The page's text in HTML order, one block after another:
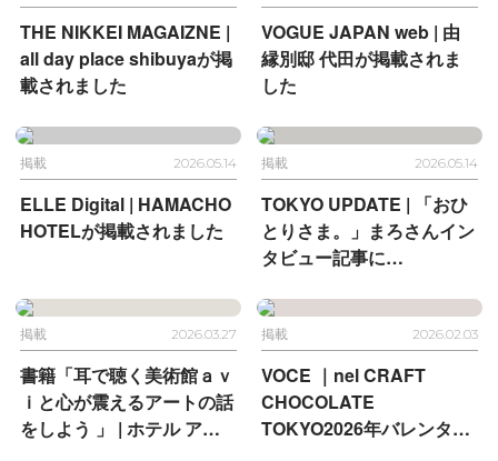
THE NIKKEI MAGAIZNE |
all day place shibuyaが掲
載されました
VOGUE JAPAN web | 由
縁別邸 代田が掲載されま
した
掲載 2026.05.14
ELLE Digital | HAMACHO
HOTELが掲載されました
掲載 2026.05.14
TOKYO UPDATE |
「おひ
とりさま。」まろさんイン
タビュー記事に
掲載 2026.03.27
書籍「耳で聴く美術館ａｖ
ｉと心が震えるアートの話
をしよう 」 | ホテル アン
掲載 2026.02.03
VOCE ｜ nel CRAFT
CHOCOLATE
TOKYO2026年バレンタイ